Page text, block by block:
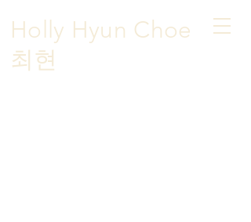
Holly Hyun Choe
​최현